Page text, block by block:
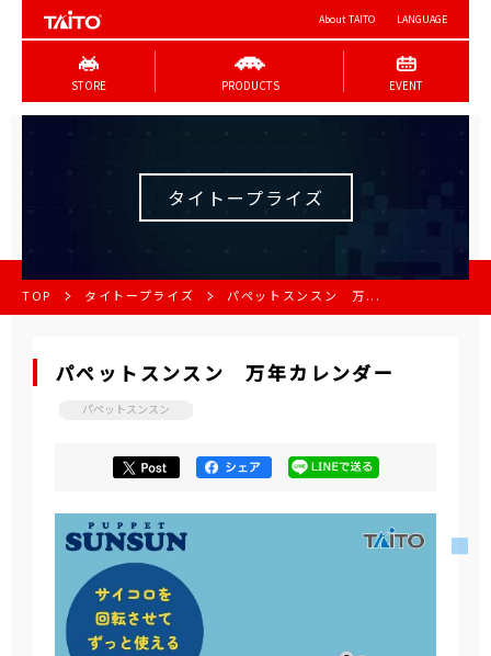
About TAITO LANGUAGE
STORE PRODUCTS EVENT
タイトープライズ
TOP タイトープライズ パペットスンスン 万...
パペットスンスン 万年カレンダー
パペットスンスン